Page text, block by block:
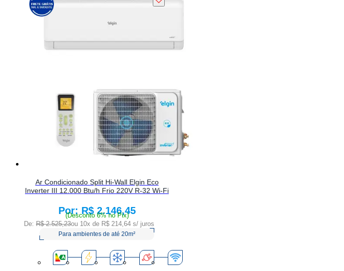
Ar Condicionado Split Hi-Wall Elgin Eco
Inverter III 12.000 Btu/h Frio 220V R-32 Wi-Fi
Price:
R$ 2.146,45
(Desconto 6% no Pix)
De: R$ 2.525,23ou 10x de R$ 214,64 s/ juros
Para ambientes de até 20m²